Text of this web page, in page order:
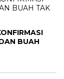
BUAH